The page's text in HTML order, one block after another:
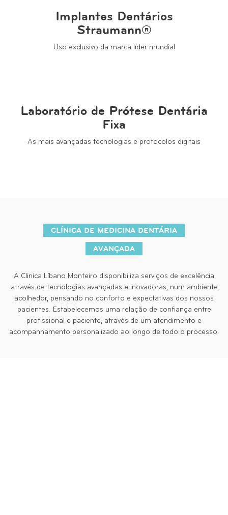
Implantes Dentários
Straumann®
Uso exclusivo da marca líder mundial
Laboratório de Prótese Dentária
Fixa
As mais avançadas tecnologias e protocolos digitais
CLÍNICA DE MEDICINA DENTÁRIA
AVANÇADA
A Clinica Líbano Monteiro disponibiliza serviços de excelência
através de tecnologias avançadas e inovadoras, num ambiente
acolhedor, pensando no conforto e expectativas dos nossos
pacientes. Estabelecemos uma relação de confiança entre
profissional e paciente, através de um atendimento e
acompanhamento personalizado ao longo de todo o processo.